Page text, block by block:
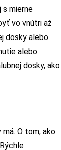
s mierne
vo vnútri až
dosky alebo
alebo
dosky, ako
O tom, ako